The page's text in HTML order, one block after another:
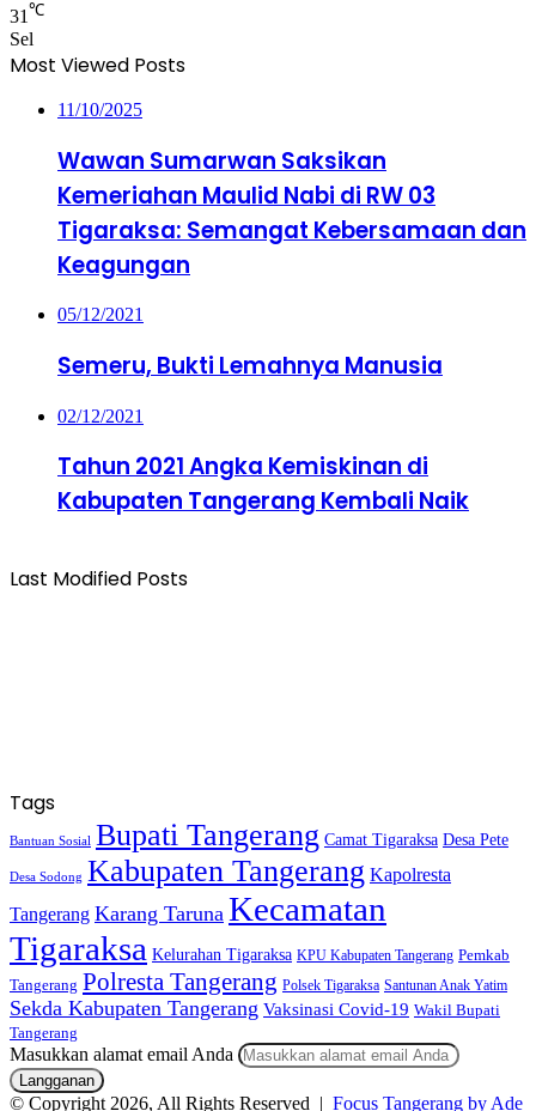
31℃
Sel
Most Viewed Posts
11/10/2025
Wawan Sumarwan Saksikan
Kemeriahan Maulid Nabi di RW 03
Tigaraksa: Semangat Kebersamaan dan
Keagungan
05/12/2021
Semeru, Bukti Lemahnya Manusia
02/12/2021
Tahun 2021 Angka Kemiskinan di
Kabupaten Tangerang Kembali Naik
Last Modified Posts
Tags
Bantuan Sosial Bupati Tangerang Camat Tigaraksa Desa Pete
Desa Sodong Kabupaten Tangerang Kapolresta
Tangerang Karang Taruna Kecamatan
Tigaraksa Kelurahan Tigaraksa KPU Kabupaten Tangerang Pemkab
Tangerang Polresta Tangerang Polsek Tigaraksa Santunan Anak Yatim
Sekda Kabupaten Tangerang Vaksinasi Covid-19 Wakil Bupati
Tangerang
Masukkan alamat email Anda
© Copyright 2026, All Rights Reserved | Focus Tangerang by Ade